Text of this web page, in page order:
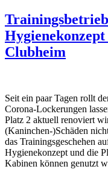
Clubheim
Seit ein paar Tagen rollt
Corona-Lockerungen
Platz 2 aktuell renoviert
(Kaninchen-)Schäden
das Trainingsgeschehen
Hygienekonzept und die
Kabinen können genutzt